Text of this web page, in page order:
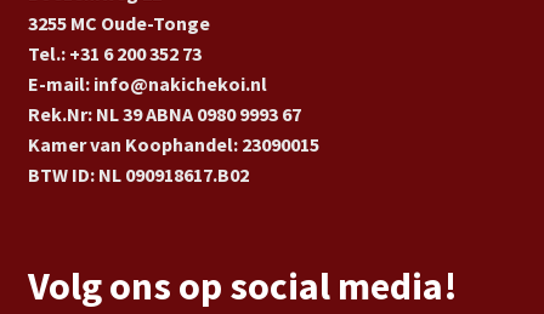
3255 MC Oude-Tonge
Tel.: +31 6 200 352 73
E-mail: info@nakichekoi.nl
Rek.Nr: NL 39 ABNA 0980 9993 67
Kamer van Koophandel: 23090015
BTW ID: NL 090918617.B02
Volg ons op social media!